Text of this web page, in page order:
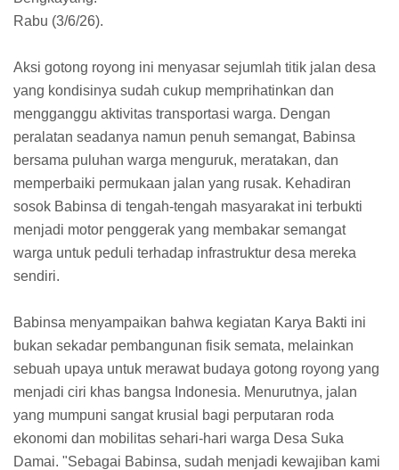
Rabu (3/6/26).
Aksi gotong royong ini menyasar sejumlah titik jalan desa
yang kondisinya sudah cukup memprihatinkan dan
mengganggu aktivitas transportasi warga. Dengan
peralatan seadanya namun penuh semangat, Babinsa
bersama puluhan warga menguruk, meratakan, dan
memperbaiki permukaan jalan yang rusak. Kehadiran
sosok Babinsa di tengah-tengah masyarakat ini terbukti
menjadi motor penggerak yang membakar semangat
warga untuk peduli terhadap infrastruktur desa mereka
sendiri.
Babinsa menyampaikan bahwa kegiatan Karya Bakti ini
bukan sekadar pembangunan fisik semata, melainkan
sebuah upaya untuk merawat budaya gotong royong yang
menjadi ciri khas bangsa Indonesia. Menurutnya, jalan
yang mumpuni sangat krusial bagi perputaran roda
ekonomi dan mobilitas sehari-hari warga Desa Suka
Damai. "Sebagai Babinsa, sudah menjadi kewajiban kami